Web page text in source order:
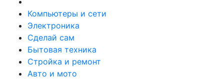
Компьютеры и сети
Электроника
Сделай сам
Бытовая техника
Стройка и ремонт
Авто и мото